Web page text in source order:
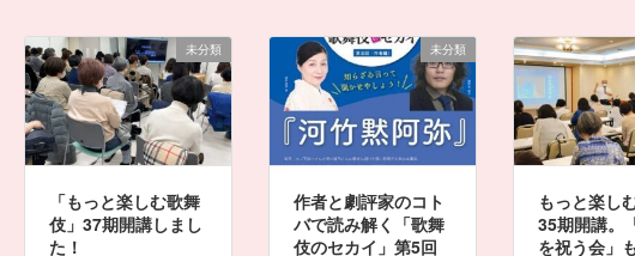
未分類
「もっと楽しむ歌舞
伎」37期開講しまし
た！
未分類
作者と劇評家のコト
バで読み解く「歌舞
伎のセカイ」第5回
もっと楽し
35期開講。
を祝う会」